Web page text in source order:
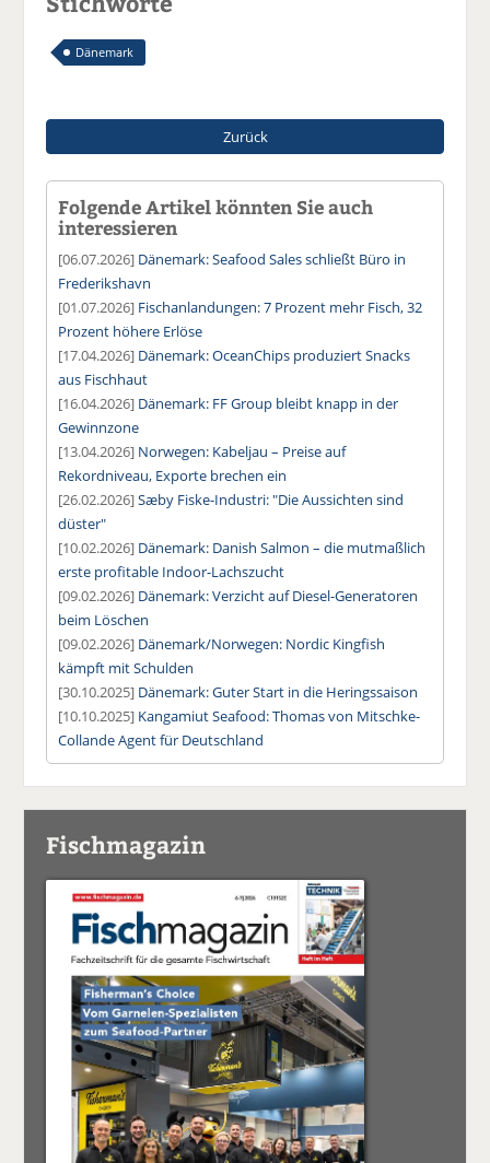
Dänemark
Zurück
Folgende Artikel könnten Sie auch
interessieren
[06.07.2026] Dänemark: Seafood Sales schließt Büro in
Frederikshavn
[01.07.2026] Fischanlandungen: 7 Prozent mehr Fisch, 32
Prozent höhere Erlöse
[17.04.2026] Dänemark: OceanChips produziert Snacks
aus Fischhaut
[16.04.2026] Dänemark: FF Group bleibt knapp in der
Gewinnzone
[13.04.2026] Norwegen: Kabeljau – Preise auf
Rekordniveau, Exporte brechen ein
[26.02.2026]Sæby Fiske-Industri: "Die Aussichten sind
düster"
[10.02.2026] Dänemark: Danish Salmon – die mutmaßlich
erste profitable Indoor-Lachszucht
[09.02.2026] Dänemark: Verzicht auf Diesel-Generatoren
beim Löschen
[09.02.2026] Dänemark/Norwegen: Nordic Kingfish
kämpft mit Schulden
[30.10.2025] Dänemark: Guter Start in die Heringssaison
[10.10.2025] Kangamiut Seafood: Thomas von Mitschke-
Collande Agent für Deutschland
Fischmagazin